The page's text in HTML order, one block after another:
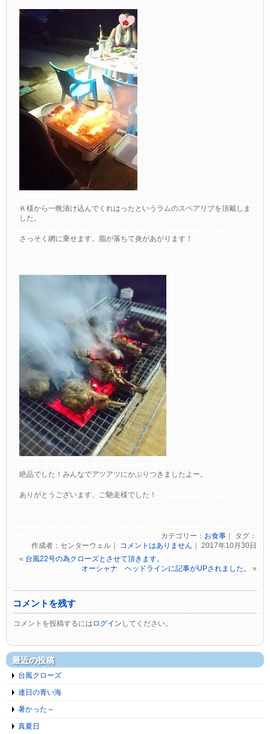
Ｋ様から一晩漬け込んでくれはったというラムのスペアリブを頂戴しま
した。
さっそく網に乗せます。脂が落ちて炎があがります！
絶品でした！みんなでアツアツにかぶりつきましたよー。
ありがとうございます、ご馳走様でした！
カテゴリー： お食事｜ タグ：
作成者：センターウェル｜
コメントはありません ｜ 2017年10月30日
« 台風22号の為クローズとさせて頂きます。
オーシャナ ヘッドラインに記事がUPされました。
»
コメントを残す
コメントを投稿するには ログイン してください。
最近の投稿
台風クローズ
連日の青い海
暑かった～
真夏日